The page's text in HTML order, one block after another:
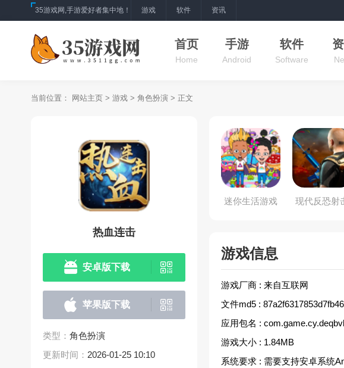
35游戏网,手游爱好者集中地！ 游戏 软件 资讯
首页
Home
手游
Android
软件
Software
当前位置： 网站主页 > 游戏 > 角色扮演 > 正文
热血连击
安卓版下载
苹果版下载
类型： 角色扮演
更新时间： 2026-01-25 10:10
迷你生活游戏
现代反恐射
游戏信息
游戏厂商 : 来自互联网
文件md5 :
应用包名 :
游戏大小 : 1.84MB
系统要求 : 需要支持安卓系统